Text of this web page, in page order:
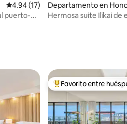
Calificación promedio: 4.94 de 5; 17
4.94 (17)
puerto-
Departamento en
Hermosa suite Ilikai de
De los mejores en
Favorito entre